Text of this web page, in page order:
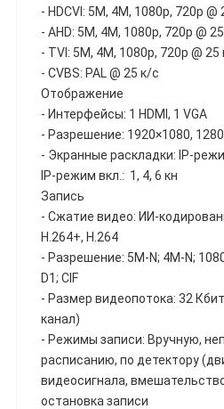
- HDCVI: 5M, 4M, 1080p, 720p
- AHD: 5M, 4M, 1080p, 720p @
- TVI: 5M, 4M, 1080p, 720p @ 25
- CVBS: PAL @ 25 к/c
Отображение
- Интерфейсы: 1 HDMI, 1 VGA
- Разрешение: 1920×1080,
- Экранные раскладки: IP-
IP-режим вкл.: 1, 4, 6 кн
Запись
- Сжатие видео: ИИ-
H.264+, H.264
- Разрешение: 5M-N; 4M-N;
D1; CIF
- Размер видеопотока: 32
канал)
- Режимы записи: Вручную,
расписанию, по детектору
видеосигнала,
остановка записи